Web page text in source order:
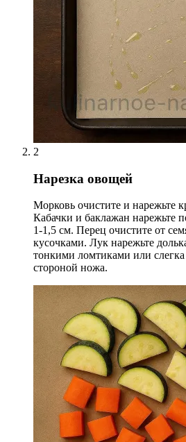
2
Нарезка овощей
Морковь очистите и нарежьте
Кабачки и баклажан нарежьте
1-1,5 см. Перец очистите от
кусочками. Лук нарежьте
тонкими ломтиками или слегка
стороной ножа.